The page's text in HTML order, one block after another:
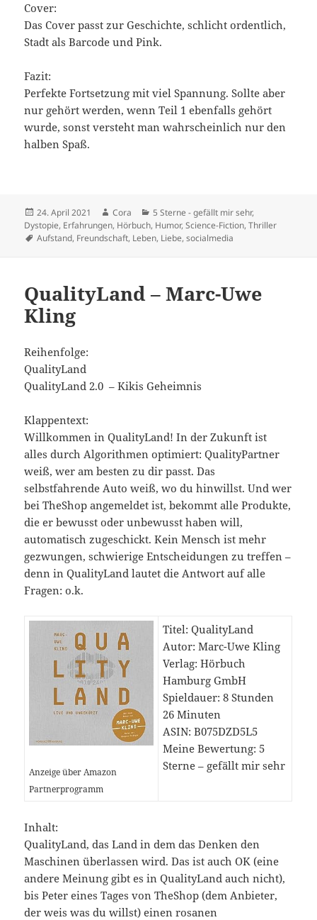
Cover:
Das Cover passt zur Geschichte, schlicht ordentlich,
Stadt als Barcode und Pink.
Fazit:
Perfekte Fortsetzung mit viel Spannung. Sollte aber
nur gehört werden, wenn Teil 1 ebenfalls gehört
wurde, sonst versteht man wahrscheinlich nur den
halben Spaß.
Veröffentlicht
am
24. April 2021 Autor
Cora Kategorien
5 Sterne - gefällt mir sehr,
Dystopie, Erfahrungen, Hörbuch, Humor,Science-Fiction,Thriller
Schlagwörter
Aufstand, Freundschaft, Leben, Liebe,socialmedia
QualityLand – Marc-Uwe
Kling
Reihenfolge:
QualityLand
QualityLand 2.0 – Kikis Geheimnis
Klappentext:
Willkommen in QualityLand! In der Zukunft ist
alles durch Algorithmen optimiert: QualityPartner
weiß, wer am besten zu dir passt. Das
selbstfahrende Auto weiß, wo du hinwillst. Und wer
bei TheShop angemeldet ist, bekommt alle Produkte,
die er bewusst oder unbewusst haben will,
automatisch zugeschickt. Kein Mensch ist mehr
gezwungen, schwierige Entscheidungen zu treffen –
denn in QualityLand lautet die Antwort auf alle
Fragen: o.k.
Anzeige über Amazon
Partnerprogramm
Titel: QualityLand
Autor: Marc-Uwe Kling
Verlag: Hörbuch
Hamburg GmbH
Spieldauer: 8 Stunden
26 Minuten
ASIN: B075DZD5L5
Meine Bewertung: 5
Sterne – gefällt mir sehr
Inhalt:
QualityLand, das Land in dem das Denken den
Maschinen überlassen wird. Das ist auch OK (eine
andere Meinung gibt es in QualityLand auch nicht),
bis Peter eines Tages von TheShop (dem Anbieter,
der weis was du willst) einen rosanen